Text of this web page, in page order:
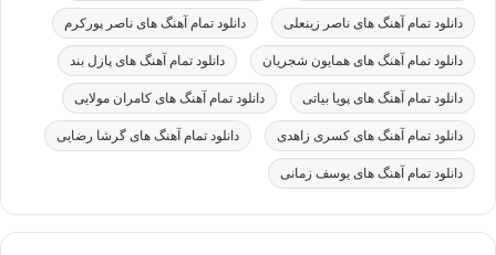
دانلود تمام آهنگ های ناصر زینعلی دانلود تمام آهنگ های ناصر پورکرم
دانلود تمام آهنگ های همایون شجریان دانلود تمام آهنگ های پازل بند
دانلود تمام آهنگ های پویا بیاتی دانلود تمام آهنگ های کامران مولایی
دانلود تمام آهنگ های کسری زاهدی دانلود تمام آهنگ های گرشا رضایی
دانلود تمام آهنگ های یوسف زمانی